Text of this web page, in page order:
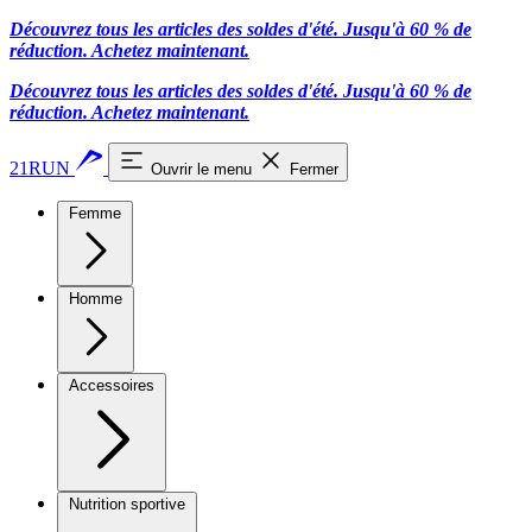
Découvrez tous les articles des soldes d'été. Jusqu'à 60 % de
réduction. Achetez maintenant.
Découvrez tous les articles des soldes d'été. Jusqu'à 60 % de
réduction. Achetez maintenant.
21RUN Ouvrir le menu Fermer
Femme
Homme
Accessoires
Nutrition sportive